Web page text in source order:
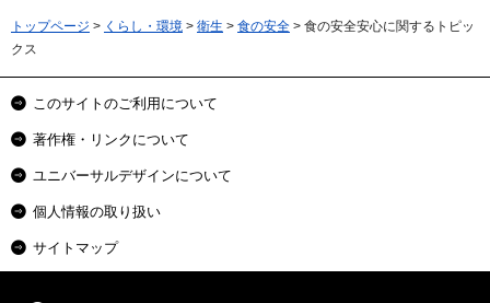
トップページ > くらし・環境 > 衛生 > 食の安全 > 食の安全安心に関するトピッ
クス
このサイトのご利用について
著作権・リンクについて
ユニバーサルデザインについて
個人情報の取り扱い
サイトマップ